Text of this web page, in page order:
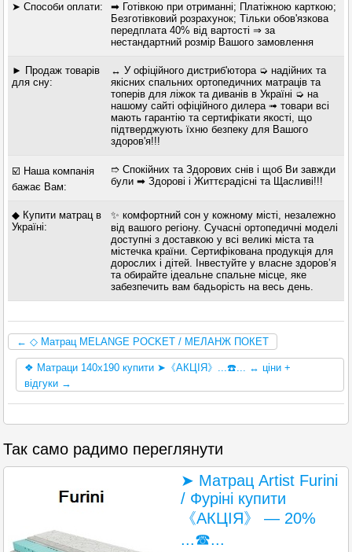
➤ Способи оплати:
➡ Готівкою при отриманні; Платіжною карткою;
Безготівковий розрахунок; Тільки обов'язкова
передплата 40% від вартості ⇒ за
нестандартний розмір Вашого замовлення
► Продаж товарів
для сну:
↔ У офіційного дистриб'ютора ➭ надійних та
якісних спальних ортопедичних матраців та
топерів для ліжок та диванів в Україні ➭ на
нашому сайті офіційного дилера ➟ товари всі
мають гарантію та сертифікати якості, що
підтверджують їхню безпеку для Вашого
здоров'я!!!
☑️ Наша компанія
бажає Вам:
➱ Спокійних та Здорових снів і щоб Ви завжди
були ➡ Здорові і Життєрадісні та Щасливі!!!
◆ Купити матрац в
Україні:
✨ комфортний сон у кожному місті, незалежно
від вашого регіону. Сучасні ортопедичні моделі
доступні з доставкою у всі великі міста та
містечка країни. Сертифікована продукція для
дорослих і дітей. Інвестуйте у власне здоров’я
та обирайте ідеальне спальне місце, яке
забезпечить вам бадьорість на весь день.
← ◇ Матрац MELANGE POCKET / МЕЛАНЖ ПОКЕТ
❖ Матраци 140х190 купити ➤《АКЦІЯ》...☎️... ↔ ціни +
відгуки →
Так само радимо переглянути
➤ Матрац Artist Furini
/ Фуріні купити
《АКЦІЯ》 — 20%
...☎...